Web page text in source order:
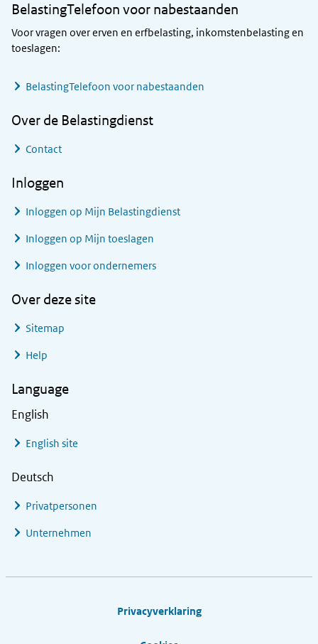
BelastingTelefoon voor nabestaanden
Voor vragen over erven en erfbelasting, inkomstenbelasting en
toeslagen:
BelastingTelefoon voor nabestaanden
Over de Belastingdienst
Contact
Inloggen
Inloggen op Mijn Belastingdienst
Inloggen op Mijn toeslagen
Inloggen voor ondernemers
Over deze site
Sitemap
Help
Language
English
English site
Deutsch
Privatpersonen
Unternehmen
Privacyverklaring